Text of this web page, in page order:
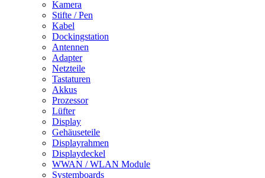
Kamera
Stifte / Pen
Kabel
Dockingstation
Antennen
Adapter
Netzteile
Tastaturen
Akkus
Prozessor
Lüfter
Display
Gehäuseteile
Displayrahmen
Displaydeckel
WWAN / WLAN Module
Systemboards